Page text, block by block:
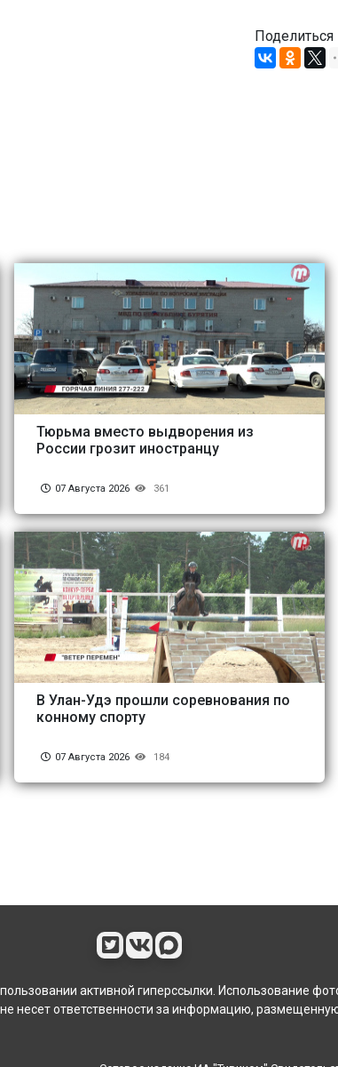
Поделиться
Тюрьма вместо выдворения из
России грозит иностранцу
07 Августа 2026 361
В Улан-Удэ прошли соревнования по
конному спорту
07 Августа 2026 184
активной гиперссылки. Использование
несет ответственности за информацию,